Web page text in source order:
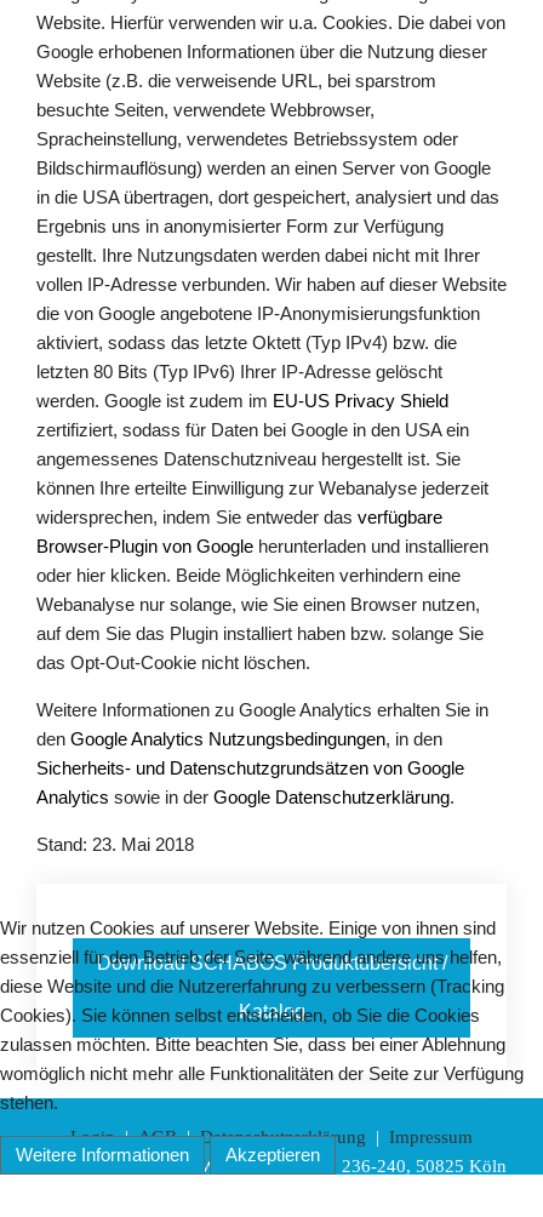
Website. Hierfür verwenden wir u.a. Cookies. Die dabei von
Google erhobenen Informationen über die Nutzung dieser
Website (z.B. die verweisende URL, bei sparstrom
besuchte Seiten, verwendete Webbrowser,
Spracheinstellung, verwendetes Betriebssystem oder
Bildschirmauflösung) werden an einen Server von Google
in die USA übertragen, dort gespeichert, analysiert und das
Ergebnis uns in anonymisierter Form zur Verfügung
gestellt. Ihre Nutzungsdaten werden dabei nicht mit Ihrer
vollen IP-Adresse verbunden. Wir haben auf dieser Website
die von Google angebotene IP-Anonymisierungsfunktion
aktiviert, sodass das letzte Oktett (Typ IPv4) bzw. die
letzten 80 Bits (Typ IPv6) Ihrer IP-Adresse gelöscht
werden. Google ist zudem im EU-US Privacy Shield
zertifiziert, sodass für Daten bei Google in den USA ein
angemessenes Datenschutzniveau hergestellt ist. Sie
können Ihre erteilte Einwilligung zur Webanalyse jederzeit
widersprechen, indem Sie entweder das verfügbare
Browser-Plugin von Google herunterladen und installieren
oder hier klicken. Beide Möglichkeiten verhindern eine
Webanalyse nur solange, wie Sie einen Browser nutzen,
auf dem Sie das Plugin installiert haben bzw. solange Sie
das Opt-Out-Cookie nicht löschen.
Weitere Informationen zu Google Analytics erhalten Sie in
den Google Analytics Nutzungsbedingungen, in den
Sicherheits- und Datenschutzgrundsätzen von Google
Analytics sowie in der Google Datenschutzerklärung.
Stand: 23. Mai 2018
Download SCHABOS Produktübersicht /
Katalog
Login|AGB|Datenschutzerklärung | Impressum
SCHABOS GmbH,
Widdersdorfer Str. 236-240, 50825 Köln
Wir nutzen Cookies auf unserer Website. Einige von ihnen sind
essenziell für den Betrieb der Seite, während andere uns helfen,
diese Website und die Nutzererfahrung zu verbessern (Tracking
Cookies). Sie können selbst entscheiden, ob Sie die Cookies
zulassen möchten. Bitte beachten Sie, dass bei einer Ablehnung
womöglich nicht mehr alle Funktionalitäten der Seite zur Verfügung
stehen.
Weitere Informationen Akzeptieren